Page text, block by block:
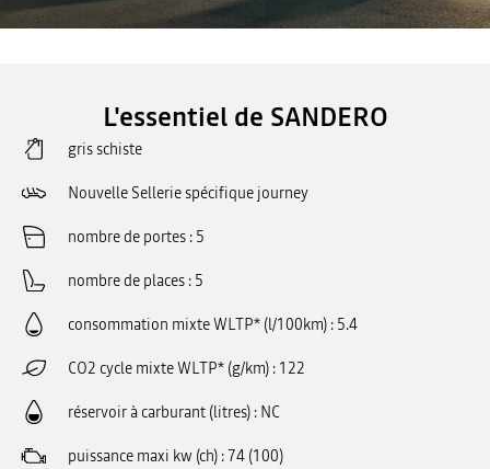
L'essentiel de SANDERO
gris schiste
Nouvelle Sellerie spécifique journey
nombre de portes 5
nombre de places 5
consommation mixte WLTP* (l/100km) 5.4
CO2 cycle mixte WLTP* (g/km) 122
réservoir à carburant (litres) NC
puissance maxi kw (ch) 74 (100)